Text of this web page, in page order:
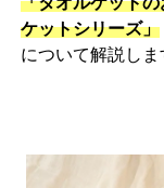
ケットシリーズ」
について解説しま